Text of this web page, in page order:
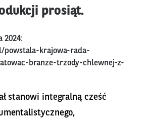
prosiąt.
2024:
powstala-krajowa-rada-
branze-trzody-chlewnej-z-
stanowi integralną cześć